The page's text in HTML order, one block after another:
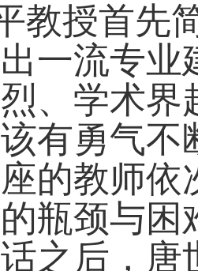
教授首先
一流专业
、学术界
有勇气不
的教师依
瓶颈与困
之后，唐